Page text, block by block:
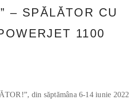
– SPĂLĂTOR CU
1100
din săptămâna 6-14 iunie 2022